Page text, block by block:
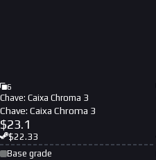
6
Chave: Caixa Chroma 3
Chave: Caixa Chroma 3
$23.1
$22.33
Base grade